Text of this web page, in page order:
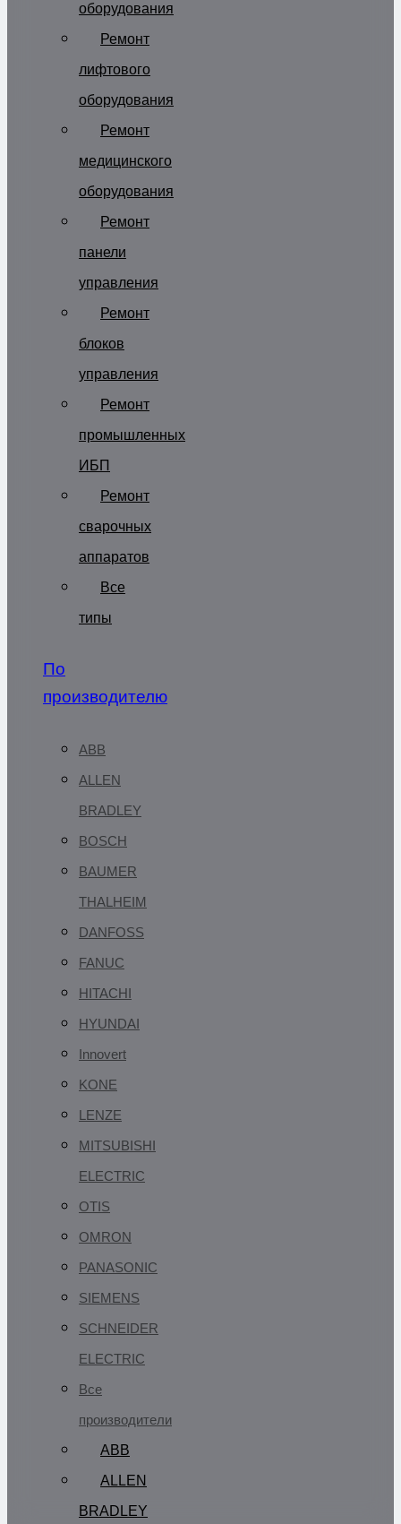
оборудования
Ремонт
лифтового
оборудования
Ремонт
медицинского
оборудования
Ремонт
панели
управления
Ремонт
блоков
управления
Ремонт
промышленных
ИБП
Ремонт
сварочных
аппаратов
Все
типы
По
производителю
ABB
ALLEN
BRADLEY
BOSCH
BAUMER
THALHEIM
DANFOSS
FANUC
HITACHI
HYUNDAI
Innovert
KONE
LENZE
MITSUBISHI
ELECTRIC
OTIS
OMRON
PANASONIC
SIEMENS
SCHNEIDER
ELECTRIC
Все
производители
ABB
ALLEN
BRADLEY